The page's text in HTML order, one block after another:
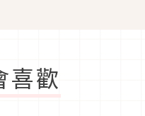
喜歡